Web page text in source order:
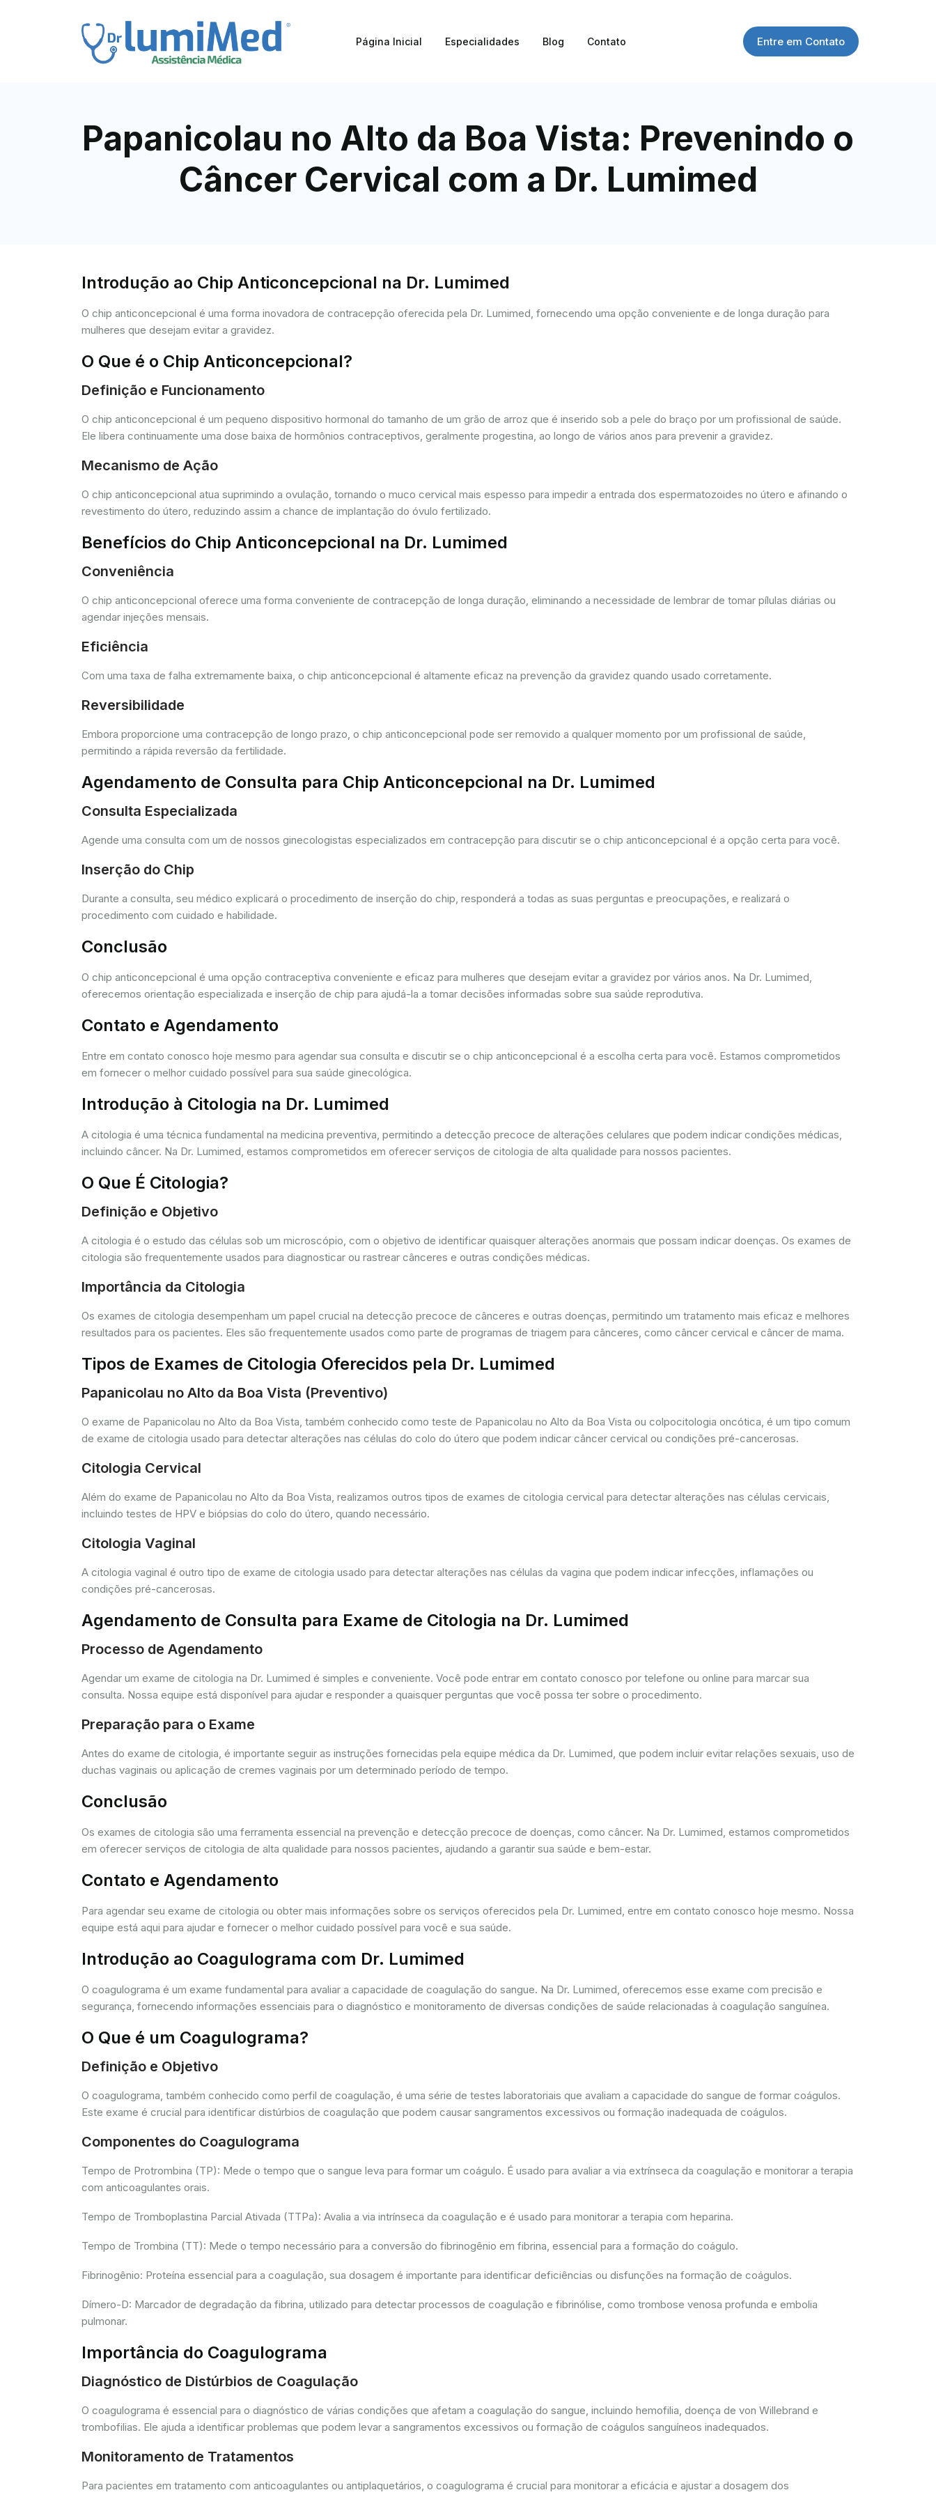
Página Inicial Especialidades Blog Contato Entre em Contato
Papanicolau no Alto da Boa Vista: Prevenindo o
Câncer Cervical com a Dr. Lumimed
Introdução ao Chip Anticoncepcional na Dr. Lumimed
O chip anticoncepcional é uma forma inovadora de contracepção oferecida pela Dr. Lumimed, fornecendo uma opção conveniente e de longa duração para
mulheres que desejam evitar a gravidez.
O Que é o Chip Anticoncepcional?
Definição e Funcionamento
O chip anticoncepcional é um pequeno dispositivo hormonal do tamanho de um grão de arroz que é inserido sob a pele do braço por um profissional de saúde.
Ele libera continuamente uma dose baixa de hormônios contraceptivos, geralmente progestina, ao longo de vários anos para prevenir a gravidez.
Mecanismo de Ação
O chip anticoncepcional atua suprimindo a ovulação, tornando o muco cervical mais espesso para impedir a entrada dos espermatozoides no útero e afinando o
revestimento do útero, reduzindo assim a chance de implantação do óvulo fertilizado.
Benefícios do Chip Anticoncepcional na Dr. Lumimed
Conveniência
O chip anticoncepcional oferece uma forma conveniente de contracepção de longa duração, eliminando a necessidade de lembrar de tomar pílulas diárias ou
agendar injeções mensais.
Eficiência
Com uma taxa de falha extremamente baixa, o chip anticoncepcional é altamente eficaz na prevenção da gravidez quando usado corretamente.
Reversibilidade
Embora proporcione uma contracepção de longo prazo, o chip anticoncepcional pode ser removido a qualquer momento por um profissional de saúde,
permitindo a rápida reversão da fertilidade.
Agendamento de Consulta para Chip Anticoncepcional na Dr. Lumimed
Consulta Especializada
Agende uma consulta com um de nossos ginecologistas especializados em contracepção para discutir se o chip anticoncepcional é a opção certa para você.
Inserção do Chip
Durante a consulta, seu médico explicará o procedimento de inserção do chip, responderá a todas as suas perguntas e preocupações, e realizará o
procedimento com cuidado e habilidade.
Conclusão
O chip anticoncepcional é uma opção contraceptiva conveniente e eficaz para mulheres que desejam evitar a gravidez por vários anos. Na Dr. Lumimed,
oferecemos orientação especializada e inserção de chip para ajudá-la a tomar decisões informadas sobre sua saúde reprodutiva.
Contato e Agendamento
Entre em contato conosco hoje mesmo para agendar sua consulta e discutir se o chip anticoncepcional é a escolha certa para você. Estamos comprometidos
em fornecer o melhor cuidado possível para sua saúde ginecológica.
Introdução à Citologia na Dr. Lumimed
A citologia é uma técnica fundamental na medicina preventiva, permitindo a detecção precoce de alterações celulares que podem indicar condições médicas,
incluindo câncer. Na Dr. Lumimed, estamos comprometidos em oferecer serviços de citologia de alta qualidade para nossos pacientes.
O Que É Citologia?
Definição e Objetivo
A citologia é o estudo das células sob um microscópio, com o objetivo de identificar quaisquer alterações anormais que possam indicar doenças. Os exames de
citologia são frequentemente usados para diagnosticar ou rastrear cânceres e outras condições médicas.
Importância da Citologia
Os exames de citologia desempenham um papel crucial na detecção precoce de cânceres e outras doenças, permitindo um tratamento mais eficaz e melhores
resultados para os pacientes. Eles são frequentemente usados como parte de programas de triagem para cânceres, como câncer cervical e câncer de mama.
Tipos de Exames de Citologia Oferecidos pela Dr. Lumimed
Papanicolau no Alto da Boa Vista (Preventivo)
O exame de Papanicolau no Alto da Boa Vista, também conhecido como teste de Papanicolau no Alto da Boa Vista ou colpocitologia oncótica, é um tipo comum
de exame de citologia usado para detectar alterações nas células do colo do útero que podem indicar câncer cervical ou condições pré-cancerosas.
Citologia Cervical
Além do exame de Papanicolau no Alto da Boa Vista, realizamos outros tipos de exames de citologia cervical para detectar alterações nas células cervicais,
incluindo testes de HPV e biópsias do colo do útero, quando necessário.
Citologia Vaginal
A citologia vaginal é outro tipo de exame de citologia usado para detectar alterações nas células da vagina que podem indicar infecções, inflamações ou
condições pré-cancerosas.
Agendamento de Consulta para Exame de Citologia na Dr. Lumimed
Processo de Agendamento
Agendar um exame de citologia na Dr. Lumimed é simples e conveniente. Você pode entrar em contato conosco por telefone ou online para marcar sua
consulta. Nossa equipe está disponível para ajudar e responder a quaisquer perguntas que você possa ter sobre o procedimento.
Preparação para o Exame
Antes do exame de citologia, é importante seguir as instruções fornecidas pela equipe médica da Dr. Lumimed, que podem incluir evitar relações sexuais, uso de
duchas vaginais ou aplicação de cremes vaginais por um determinado período de tempo.
Conclusão
Os exames de citologia são uma ferramenta essencial na prevenção e detecção precoce de doenças, como câncer. Na Dr. Lumimed, estamos comprometidos
em oferecer serviços de citologia de alta qualidade para nossos pacientes, ajudando a garantir sua saúde e bem-estar.
Contato e Agendamento
Para agendar seu exame de citologia ou obter mais informações sobre os serviços oferecidos pela Dr. Lumimed, entre em contato conosco hoje mesmo. Nossa
equipe está aqui para ajudar e fornecer o melhor cuidado possível para você e sua saúde.
Introdução ao Coagulograma com Dr. Lumimed
O coagulograma é um exame fundamental para avaliar a capacidade de coagulação do sangue. Na Dr. Lumimed, oferecemos esse exame com precisão e
segurança, fornecendo informações essenciais para o diagnóstico e monitoramento de diversas condições de saúde relacionadas à coagulação sanguínea.
O Que é um Coagulograma?
Definição e Objetivo
O coagulograma, também conhecido como perfil de coagulação, é uma série de testes laboratoriais que avaliam a capacidade do sangue de formar coágulos.
Este exame é crucial para identificar distúrbios de coagulação que podem causar sangramentos excessivos ou formação inadequada de coágulos.
Componentes do Coagulograma
Tempo de Protrombina (TP): Mede o tempo que o sangue leva para formar um coágulo. É usado para avaliar a via extrínseca da coagulação e monitorar a terapia
com anticoagulantes orais.
Tempo de Tromboplastina Parcial Ativada (TTPa): Avalia a via intrínseca da coagulação e é usado para monitorar a terapia com heparina.
Tempo de Trombina (TT): Mede o tempo necessário para a conversão do fibrinogênio em fibrina, essencial para a formação do coágulo.
Fibrinogênio: Proteína essencial para a coagulação, sua dosagem é importante para identificar deficiências ou disfunções na formação de coágulos.
Dímero-D: Marcador de degradação da fibrina, utilizado para detectar processos de coagulação e fibrinólise, como trombose venosa profunda e embolia
pulmonar.
Importância do Coagulograma
Diagnóstico de Distúrbios de Coagulação
O coagulograma é essencial para o diagnóstico de várias condições que afetam a coagulação do sangue, incluindo hemofilia, doença de von Willebrand e
trombofilias. Ele ajuda a identificar problemas que podem levar a sangramentos excessivos ou formação de coágulos sanguíneos inadequados.
Monitoramento de Tratamentos
Para pacientes em tratamento com anticoagulantes ou antiplaquetários, o coagulograma é crucial para monitorar a eficácia e ajustar a dosagem dos